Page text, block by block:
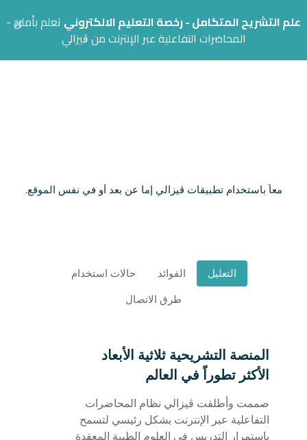
علم التشريح المتكامل - رخصة التعليم الالكتروني تعلم بأمان -
المحاضرات التفاعلية عبر الإنترنت من ڨيزالي
×
معاً باستخدام تطبيقات ڨيزالي إما عن بعد أو في نفس الموقع.
التعليل الفوائد
حالات استخدام
طرق الاتصال
المنصة التشريحية ثلاثية الأبعاد
الأكثر تطوراً في العالم
صممت وأطلقت ڨيزالي نظام المحاضرات
التفاعلية عبر الإنترنت بشكل رئيسي لتسمح
باستمرار التدريس في العلوم الطبية المعقدة